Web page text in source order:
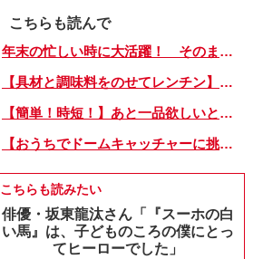
こちらも読んで
年末の忙しい時に大活躍！ そのままおいしい作り置きおかずVol.1
【具材と調味料をのせてレンチン】ケチャップ×バターの王道味！「うどんナポリタン」のできあがり♪
【簡単！時短！】あと一品欲しいときにおすすめの「卵とレタスの炒めもの」のレシピ
【おうちでドームキャッチャーに挑戦だ】アンパンマン わくわくドームキャッチャー
こちらも読みたい
俳優・坂東龍汰さん「『スーホの白
い馬』は、子どものころの僕にとっ
てヒーローでした」